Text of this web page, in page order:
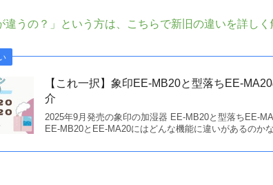
うの？」という方は、こちらで新旧の違いを詳しく
【これ一択】象印EE-MB20と型落ちEE-
介
2025年9月発売の象印の加湿器 EE-MB20と型落ちEE-
EE-MB20とEE-MA20にはどんな機能に違いがあるのか